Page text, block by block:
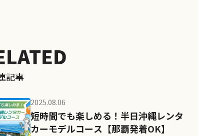
記事
2025.08.06
短時間でも楽しめる！半日沖縄レンタ
カーモデルコース【那覇発着OK】